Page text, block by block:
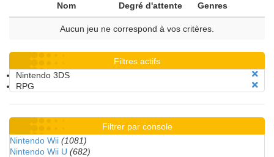
Nom Degré d'attente Genres
Aucun jeu ne correspond à vos critères.
Filtres actifs
Nintendo 3DS
RPG
Filtrer par console
Nintendo Wii (1081)
Nintendo Wii U (682)